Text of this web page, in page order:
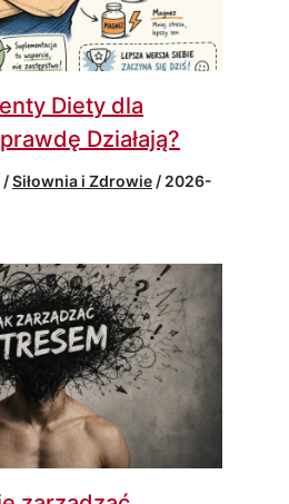
Diety dla
Działają?
/Siłownia i Zdrowie / 2026-